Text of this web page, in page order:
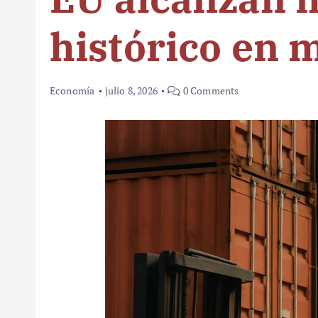
histórico en
Economía julio 8, 2026 0 Comments